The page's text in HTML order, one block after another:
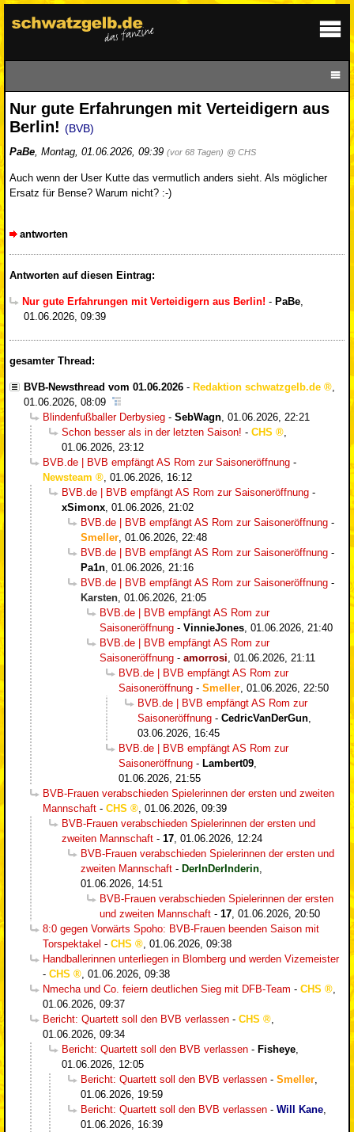
Nur gute Erfahrungen mit Verteidigern aus
Berlin! (BVB)
PaBe, Montag, 01.06.2026, 09:39 (vor 68 Tagen) @ CHS
Auch wenn der User Kutte das vermutlich anders sieht. Als möglicher
Ersatz für Bense? Warum nicht? :-)
antworten
Antworten auf diesen Eintrag:
Nur gute Erfahrungen mit Verteidigern aus Berlin! - PaBe,
01.06.2026, 09:39
gesamter Thread:
BVB-Newsthread vom 01.06.2026 - Redaktion schwatzgelb.de
01.06.2026, 08:09
Blindenfußballer Derbysieg - SebWagn 01.06.2026, 22:21
Schon besser als in der letzten Saison! - CHS
01.06.2026, 23:12
BVB.de | BVB empfängt AS Rom zur Saisoneröffnung -
Newsteam
01.06.2026, 16:12
BVB.de | BVB empfängt AS Rom zur Saisoneröffnung -
xSimonx 01.06.2026, 21:02
BVB.de | BVB empfängt AS Rom zur Saisoneröffnung -
Smeller 01.06.2026, 22:48
BVB.de | BVB empfängt AS Rom zur Saisoneröffnung -
Pa1n 01.06.2026, 21:16
BVB.de | BVB empfängt AS Rom zur Saisoneröffnung -
Karsten 01.06.2026, 21:05
BVB.de | BVB empfängt AS Rom zur
Saisoneröffnung - VinnieJones 01.06.2026, 21:40
BVB.de | BVB empfängt AS Rom zur
Saisoneröffnung - amorrosi 01.06.2026, 21:11
BVB.de | BVB empfängt AS Rom zur
Saisoneröffnung - Smeller 01.06.2026, 22:50
BVB.de | BVB empfängt AS Rom zur
Saisoneröffnung - CedricVanDerGun
03.06.2026, 16:45
BVB.de | BVB empfängt AS Rom zur
Saisoneröffnung - Lambert09
01.06.2026, 21:55
BVB-Frauen verabschieden Spielerinnen der ersten und zweiten
Mannschaft - CHS
01.06.2026, 09:39
BVB-Frauen verabschieden Spielerinnen der ersten und
zweiten Mannschaft - 17 01.06.2026, 12:24
BVB-Frauen verabschieden Spielerinnen der ersten und
zweiten Mannschaft - DerInDerInderin
01.06.2026, 14:51
BVB-Frauen verabschieden Spielerinnen der ersten
und zweiten Mannschaft - 17 01.06.2026, 20:50
8:0 gegen Vorwärts Spoho: BVB-Frauen beenden Saison mit
Torspektakel - CHS
01.06.2026, 09:38
Handballerinnen unterliegen in Blomberg und werden Vizemeister
- CHS
01.06.2026, 09:38
Nmecha und Co. feiern deutlichen Sieg mit DFB-Team - CHS
01.06.2026, 09:37
Bericht: Quartett soll den BVB verlassen - CHS
01.06.2026, 09:34
Bericht: Quartett soll den BVB verlassen - Fisheye
01.06.2026, 12:05
Bericht: Quartett soll den BVB verlassen - Smeller
01.06.2026, 19:59
Bericht: Quartett soll den BVB verlassen - Will Kane
01.06.2026, 16:39